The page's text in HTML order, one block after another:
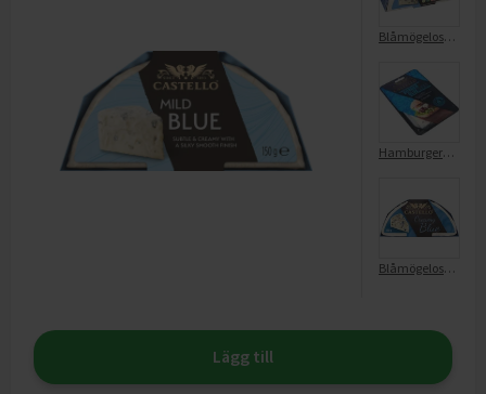
Blåmögelost Organic Blue EKO
Hamburgerost Burger Blue Skivad 37%
Blåmögelost 42%
Lägg till